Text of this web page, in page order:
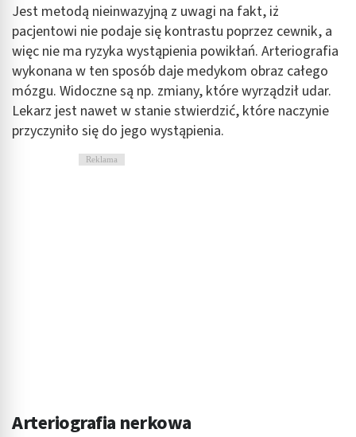
Jest metodą nieinwazyjną z uwagi na fakt, iż
pacjentowi nie podaje się kontrastu poprzez cewnik, a
więc nie ma ryzyka wystąpienia powikłań. Arteriografia
wykonana w ten sposób daje medykom obraz całego
mózgu. Widoczne są np. zmiany, które wyrządził udar.
Lekarz jest nawet w stanie stwierdzić, które naczynie
przyczyniło się do jego wystąpienia.
Reklama
Arteriografia nerkowa